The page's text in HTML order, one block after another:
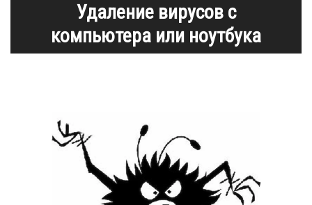
Удаление вирусов с
компьютера или ноутбука